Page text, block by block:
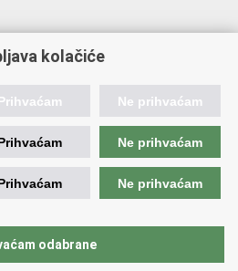
i hranu
ribarstvu i ruralnom
kolačiće
Ne prihvaćam
Ne prihvaćam
Ne prihvaćam
odabrane